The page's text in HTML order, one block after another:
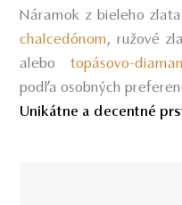
Náramok z bieleho
chalcedónom, ružové
alebo topásovo-
podľa osobných
Unikátne a decentné